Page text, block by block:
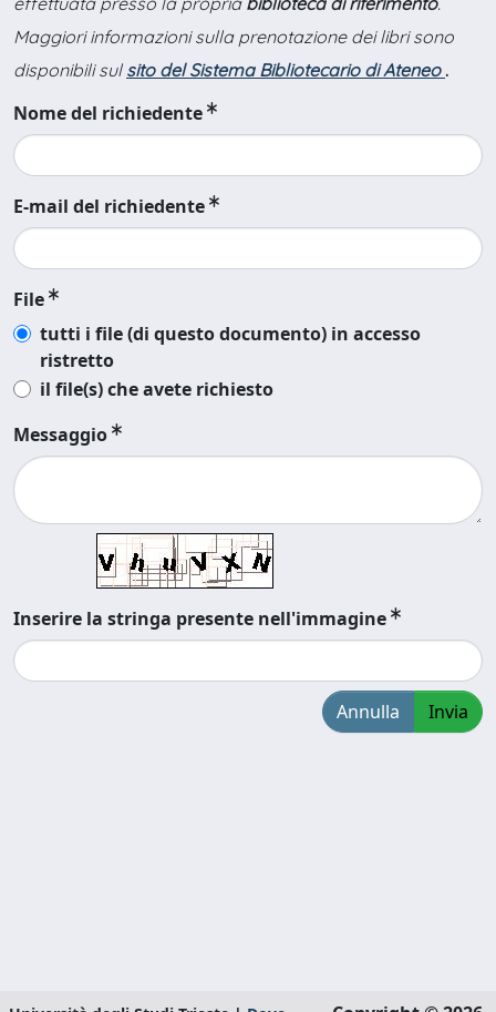
Maggiori informazioni sulla prenotazione dei libri sono
disponibili sul sito del Sistema Bibliotecario di Ateneo .
Nome del richiedente
E-mail del richiedente
File
tutti i file (di questo documento) in accesso
ristretto
il file(s) che avete richiesto
Messaggio
Inserire la stringa presente nell'immagine
Annulla Invia